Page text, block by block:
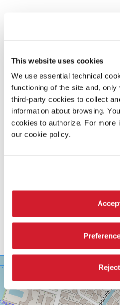
This website uses cookies
We use essential technical
functioning of the site and,
third-party cookies to collect
information about browsing.
cookies to authorize. For more
our cookie policy.
Reject
SCOPRI DI PIÙ SUL FILM
SALA
CASINÒ
LUNGOMARE
MARCONI
30126